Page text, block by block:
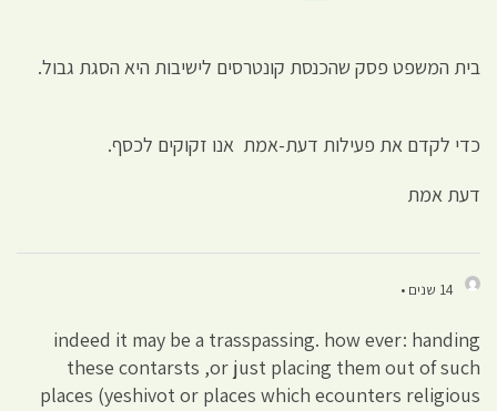
בית המשפט פסק שהכנסת קונטרסים לישיבות היא הסגת גבול.
כדי לקדם את פעילות דעת-אמת אנו זקוקים לכסף.
דעת אמת
14 שנים •
indeed it may be a trasspassing. how ever: handing
these contarsts ,or just placing them out of such
places (yeshivot or places which ecounters religious